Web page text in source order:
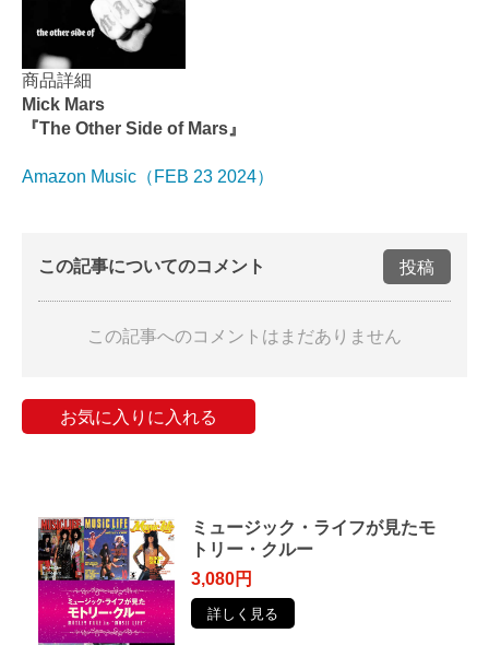
商品詳細
Mick Mars
『The Other Side of Mars』
Amazon Music（FEB 23 2024）
この記事についてのコメント 投稿
この記事へのコメントはまだありません
お気に入りに入れる
ミュージック・ライフが見たモ
トリー・クルー
3,080円
詳しく見る